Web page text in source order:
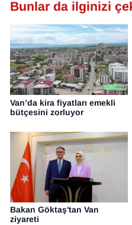
Bunlar da ilginizi
Van’da kira fiyatları emekli
bütçesini zorluyor
Bakan Göktaş'tan Van
ziyareti